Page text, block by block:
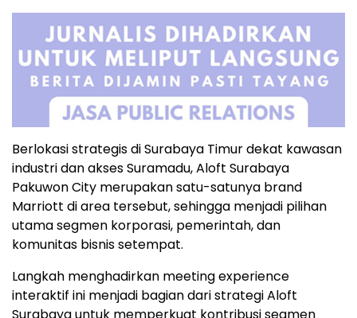
Berlokasi strategis di Surabaya Timur dekat kawasan
industri dan akses Suramadu, Aloft Surabaya
Pakuwon City merupakan satu-satunya brand
Marriott di area tersebut, sehingga menjadi pilihan
utama segmen korporasi, pemerintah, dan
komunitas bisnis setempat.
Langkah menghadirkan meeting experience
interaktif ini menjadi bagian dari strategi Aloft